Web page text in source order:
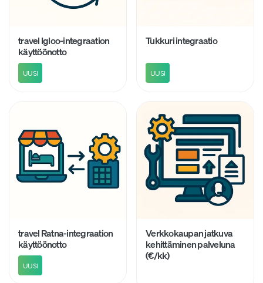
travel Igloo-integraation
käyttöönotto
UUSI
Tukkuri integraatio
UUSI
travel Ratna-integraation
käyttöönotto
UUSI
Verkkokaupan jatkuva
kehittäminen palveluna
(€/kk)